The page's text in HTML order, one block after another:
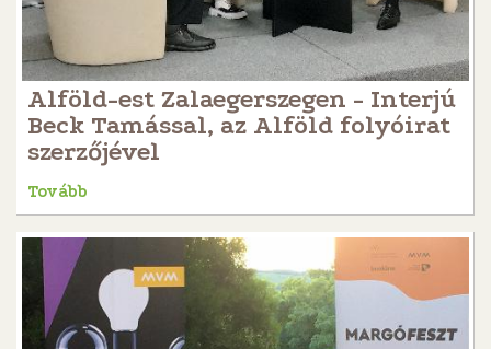
Alföld-est Zalaegerszegen - Interjú
Beck Tamással, az Alföld folyóirat
szerzőjével
Tovább